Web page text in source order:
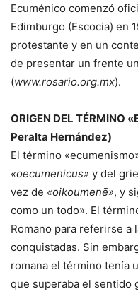
Ecuménico comenzó
Edimburgo (Escocia) en
protestante y en un
de presentar un frente
(www.rosario.org.mx).
ORIGEN DEL TÉRMINO
Peralta Hernández)
El término
«oecumenicus» y del
vez de «oikoumenē», y
como un todo». El
Romano para referirse a
conquistadas. Sin
romana el término tenía
que superaba el sentido